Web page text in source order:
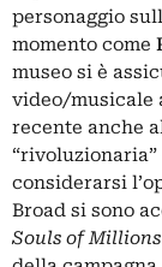
personaggio
momento come
museo si è
video/musicale
recente anche
“rivoluzionaria”
considerarsi
Broad si sono
Souls of